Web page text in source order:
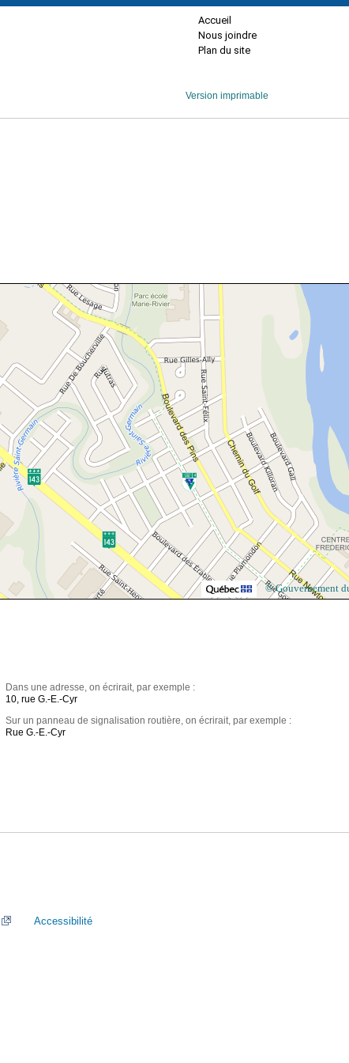
Accueil
Nous joindre
Plan du site
Version imprimable
© Gouvernement
Dans une adresse, on écrirait, par exemple :
10, rue G.-E.-Cyr
Sur un panneau de signalisation routière, on écrirait, par exemple :
Rue G.-E.-Cyr
Accessibilité